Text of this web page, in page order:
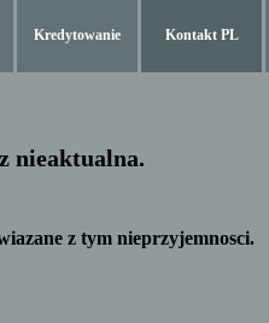
Kredytowanie Kontakt PL
nieaktualna.
z tym nieprzyjemnosci.